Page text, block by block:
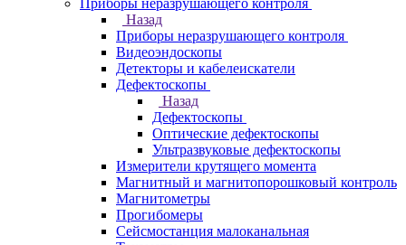
Приборы неразрушающего контроля
Назад
Приборы неразрушающего контроля
Видеоэндоскопы
Детекторы и кабелеискатели
Дефектоскопы
Назад
Дефектоскопы
Оптические дефектоскопы
Ультразвуковые дефектоскопы
Измерители крутящего момента
Магнитный и магнитопорошковый контроль
Магнитометры
Прогибомеры
Сейсмостанция малоканальная